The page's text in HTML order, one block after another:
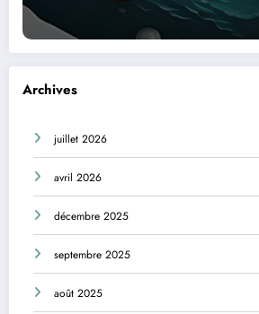
Archives
juillet 2026
avril 2026
décembre 2025
septembre 2025
août 2025